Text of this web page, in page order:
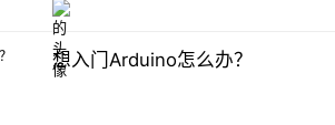
想入门Arduino怎么办？